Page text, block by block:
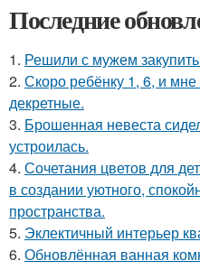
Последние
1. Решили с мужем
2. Скоро ребёнку 1, 6, и мне
декретные.
3. Брошенная невеста
устроилась.
4. Сочетания цветов для
в создании уютного,
пространства.
5. Эклектичный интерьер
6. Обновлённая ванная